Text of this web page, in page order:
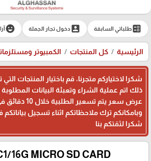
ballotطلباتي السابقة account_boxدخول تجار الجملة emoji_emotions
الرئيسية كل المنتجات الكمبيوتر
شكرا لاختياركم متجرنا، قم باختيار المنتجات
ذلك اتم عملية الشراء وتعبئة البيانات
عرض سعر يتم تسعير
وبامكانكم ترك ملاحظاتكم اثناء تسجيل
شكرا لثقتكم بنا
16G MICRO SD CARD